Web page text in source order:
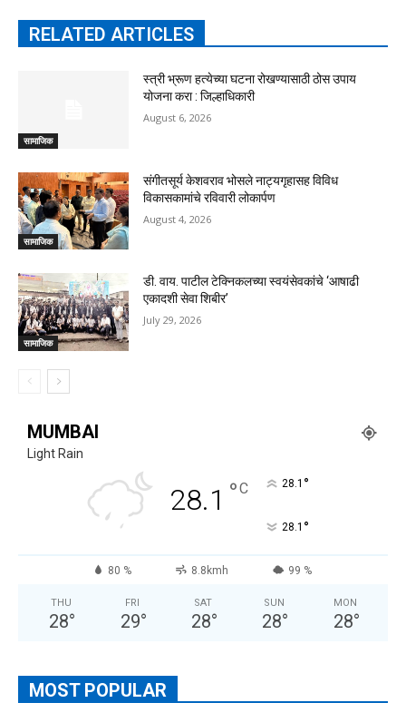
RELATED ARTICLES
सामाजिक
स्त्री भ्रूण हत्येच्या घटना रोखण्यासाठी ठोस उपाय
योजना करा : जिल्हाधिकारी
August 6, 2026
सामाजिक
संगीतसूर्य केशवराव भोसले नाट्यगृहासह विविध
विकासकामांचे रविवारी लोकार्पण
August 4, 2026
सामाजिक
डी. वाय. पाटील टेक्निकलच्या स्वयंसेवकांचे ‘आषाढी
एकादशी सेवा शिबीर’
July 29, 2026
MUMBAI
Light Rain
28.1 °C 28.1 °
28.1 °
80 % 8.8kmh 99 %
THU
28°
FRI
29°
SAT
28°
SUN
28°
MON
28°
MOST POPULAR